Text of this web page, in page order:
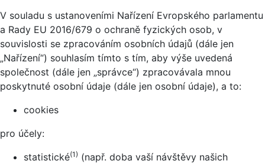
V souladu s ustanoveními Nařízení Evropského parlamentu
a Rady EU 2016/679 o ochraně fyzických osob, v
souvislosti se zpracováním osobních údajů (dále jen
„Nařízení“) souhlasím tímto s tím, aby výše uvedená
společnost (dále jen „správce“) zpracovávala mnou
poskytnuté osobní údaje (dále jen osobní údaje), a to:
cookies
pro účely:
statistické(1) (např. doba vaší návštěvy našich